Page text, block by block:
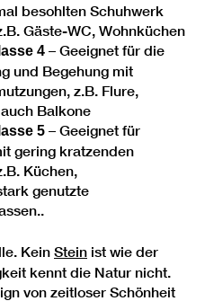
besohlten Schuhwerk
Gäste-WC, Wohnküchen
4 – Geeignet für die
und Begehung mit
z.B. Flure,
Balkone
5 – Geeignet für
gering kratzenden
Küchen,
genutzte
Kein Stein ist wie der
kennt die Natur nicht.
von zeitloser Schönheit